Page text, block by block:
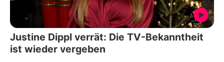
Justine Dippl verrät: Die TV-Bekanntheit
ist wieder vergeben